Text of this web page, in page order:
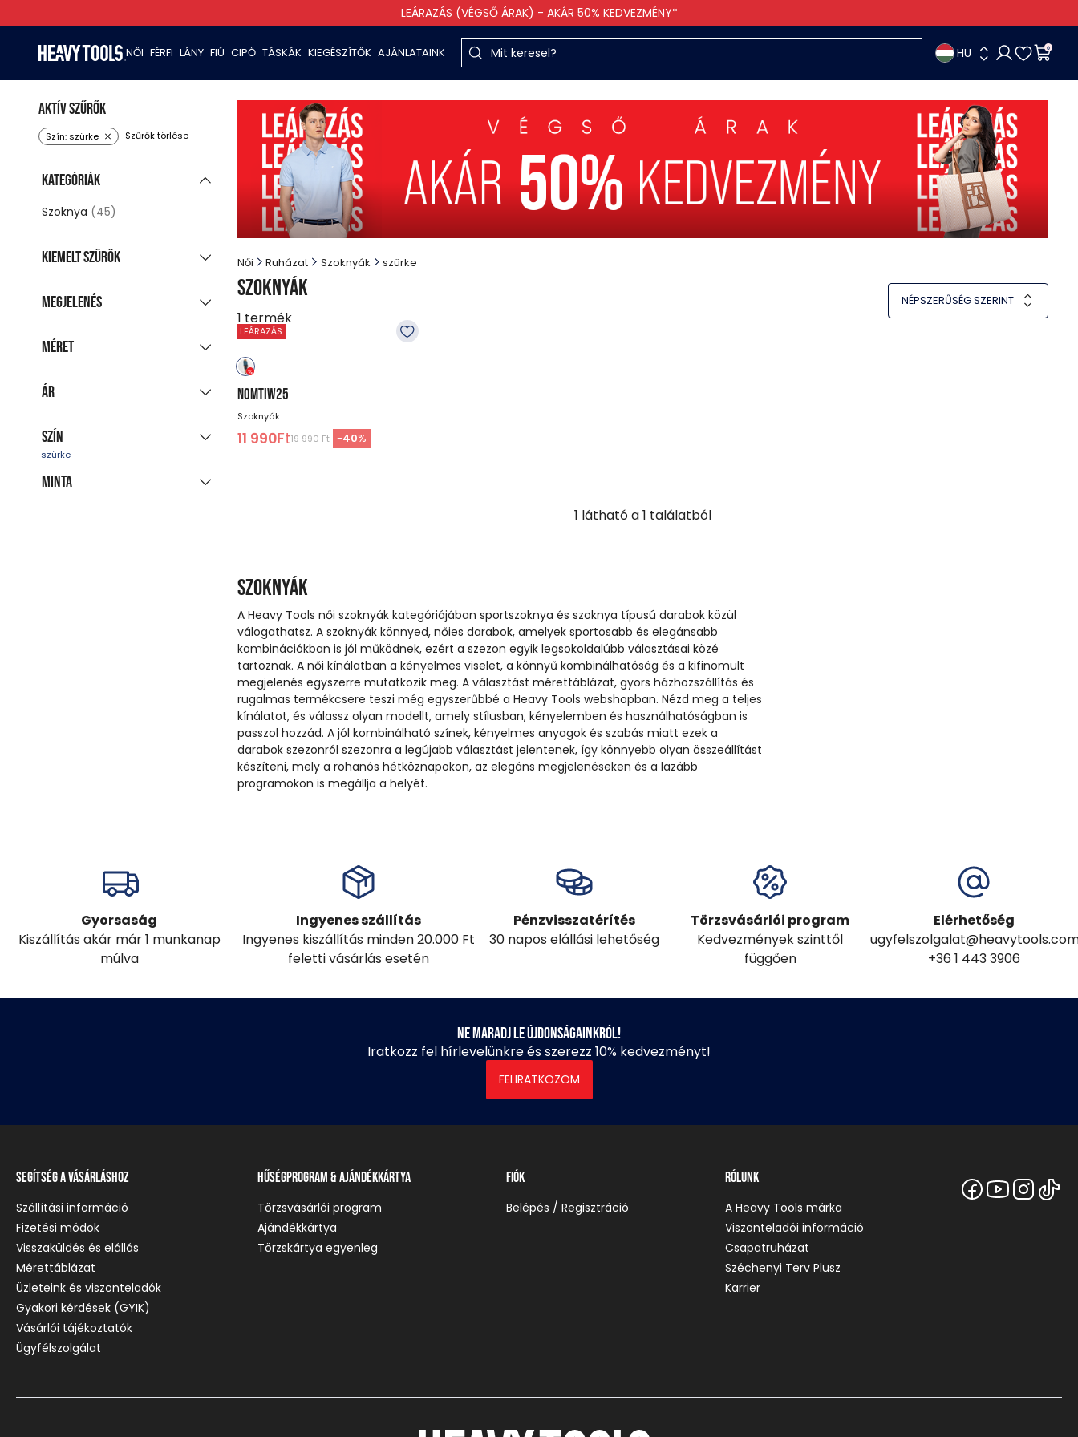
LEÁRAZÁS (VÉGSŐ ÁRAK) - AKÁR 50% KEDVEZMÉNY*
NŐI FÉRFI LÁNY FIÚ CIPŐ TÁSKÁK KIEGÉSZÍTŐK AJÁNLATAINK HU 0
Női Ruházat Szoknyák szürke
Szoknyák
1 termék
NÉPSZERŰSÉG SZERINT
LEÁRAZÁS
NOMTIW25
Szoknyák
11 990Ft19 990 Ft -40%
1 látható a1 találatból
Szoknyák
A Heavy Tools női szoknyák kategóriájában sportszoknya és szoknya típusú darabok közül
válogathatsz. A szoknyák könnyed, nőies darabok, amelyek sportosabb és elegánsabb
kombinációkban is jól működnek, ezért a szezon egyik legsokoldalúbb választásai közé
tartoznak. A női kínálatban a kényelmes viselet, a könnyű kombinálhatóság és a kifinomult
megjelenés egyszerre mutatkozik meg. A választást mérettáblázat, gyors házhozszállítás és
rugalmas termékcsere teszi még egyszerűbbé a Heavy Tools webshopban. Nézd meg a teljes
kínálatot, és válassz olyan modellt, amely stílusban, kényelemben és használhatóságban is
passzol hozzád. A jól kombinálható színek, kényelmes anyagok és szabás miatt ezek a
darabok szezonról szezonra a legújabb választást jelentenek, így könnyebb olyan összeállítást
készíteni, mely a rohanós hétköznapokon, az elegáns megjelenéseken és a lazább
programokon is megállja a helyét.
Aktív szűrők
Szín: szürke Szűrők törlése
Kategóriák
Szoknya (45)
Kiemelt szűrők
Utolsó darabok
Megjelenés
megjelenítés
Méret
XS
Ár
Szín
kék
Minta
Gyorsaság
Kiszállítás akár már 1 munkanap
múlva
Ingyenes szállítás
Ingyenes kiszállítás minden 20.000 Ft
feletti vásárlás esetén
Pénzvisszatérítés
30 napos elállási lehetőség
Törzsvásárlói program
Kedvezmények szinttől
függően
Elérhetőség
+36 1 443 3906
Ne maradj le újdonságainkról!
Iratkozz fel hírlevelünkre és szerezz 10% kedvezményt!
FELIRATKOZOM
Segítség a vásárláshoz
Szállítási információ
Fizetési módok
Visszaküldés és elállás
Mérettáblázat
Üzleteink és viszonteladók
Gyakori kérdések (GYIK)
Vásárlói tájékoztatók
Ügyfélszolgálat
Hűségprogram & Ajándékkártya
Törzsvásárlói program
Ajándékkártya
Törzskártya egyenleg
Fiók
Belépés / Regisztráció
Rólunk
A Heavy Tools márka
Viszonteladói információ
Csapatruházat
Széchenyi Terv Plusz
Karrier